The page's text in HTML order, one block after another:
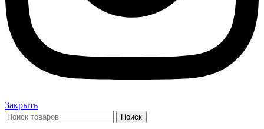
Закрыть
Поиск